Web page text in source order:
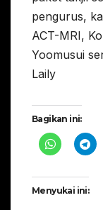
pengurus,
ACT-MRI,
Yoomusui
Laily
Bagikan ini:
Menyukai ini: